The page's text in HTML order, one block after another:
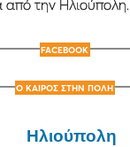
από την Ηλιούπολη.
FACEBOOK
Ο ΚΑΙΡΟΣ ΣΤΗΝ ΠΟΛΗ